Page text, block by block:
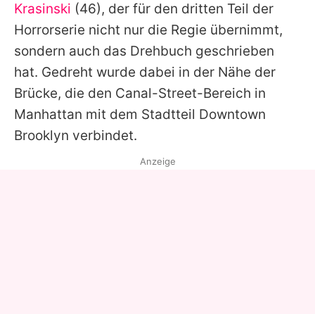
Nutzungsbedingungen
Utiq verwalten
Krasinski (46), der für den dritten Teil der
Horrorserie nicht nur die Regie übernimmt,
sondern auch das Drehbuch geschrieben
hat. Gedreht wurde dabei in der Nähe der
Brücke, die den Canal-Street-Bereich in
Manhattan mit dem Stadtteil Downtown
Brooklyn verbindet.
Anzeige